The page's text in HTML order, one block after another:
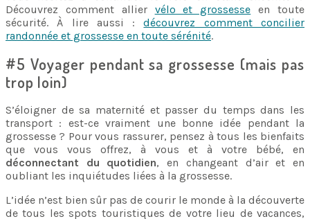
Découvrez comment allier vélo et grossesse en toute
sécurité. À lire aussi :découvrez comment concilier
randonnée et grossesse en toute sérénité.
#5 Voyager pendant sa grossesse (mais pas
trop loin)
S’éloigner de sa maternité et passer du temps dans les
transport : est-ce vraiment une bonne idée pendant la
grossesse ? Pour vous rassurer, pensez à tous les bienfaits
que vous vous offrez, à vous et à votre bébé, en
déconnectant du quotidien, en changeant d’air et en
oubliant les inquiétudes liées à la grossesse.
L’idée n’est bien sûr pas de courir le monde à la découverte
de tous les spots touristiques de votre lieu de vacances,